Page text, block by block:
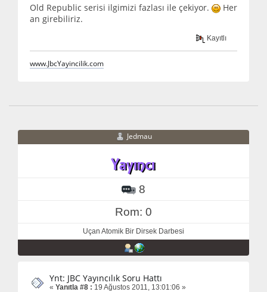
Old Republic serisi ilgimizi fazlası ile çekiyor.
Her
an girebiliriz.
Kayıtlı
www.JbcYayincilik.com
Jedmau
8
Rom: 0
Uçan Atomik Bir Dirsek Darbesi
Ynt: JBC Yayıncılık Soru Hattı
« Yanıtla #8 : 19 Ağustos 2011, 13:01:06 »